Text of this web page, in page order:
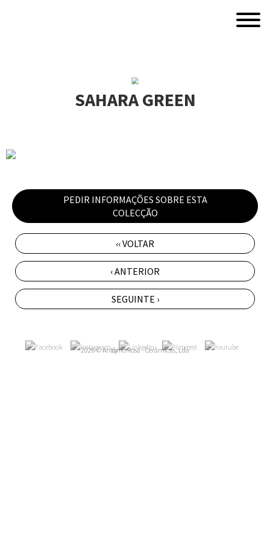
SAHARA GREEN
PEDIR INFORMAÇÕES SOBRE ESTA
COLECÇÃO
‹‹ VOLTAR
‹ ANTERIOR
SEGUINTE ›
2026 © António Rosa - Cerâmicas, Lda
by